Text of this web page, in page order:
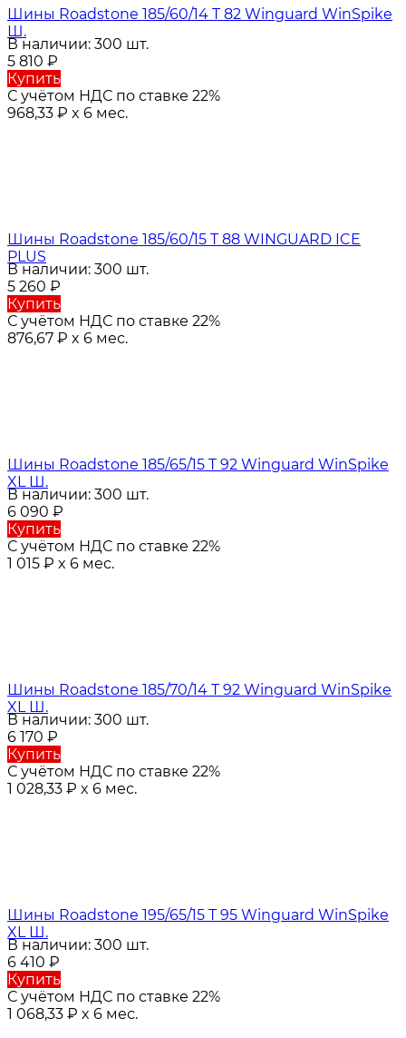
Шины Roadstone 185/60/14 T 82 Winguard WinSpike
Ш.
В наличии: 300 шт.
5 810 ₽
Купить
С учётом НДС по ставке 22%
968,33 ₽ x 6 мес.
Шины Roadstone 185/60/15 T 88 WINGUARD ICE
PLUS
В наличии: 300 шт.
5 260 ₽
Купить
С учётом НДС по ставке 22%
876,67 ₽ x 6 мес.
Шины Roadstone 185/65/15 T 92 Winguard WinSpike
XL Ш.
В наличии: 300 шт.
6 090 ₽
Купить
С учётом НДС по ставке 22%
1 015 ₽ x 6 мес.
Шины Roadstone 185/70/14 T 92 Winguard WinSpike
XL Ш.
В наличии: 300 шт.
6 170 ₽
Купить
С учётом НДС по ставке 22%
1 028,33 ₽ x 6 мес.
Шины Roadstone 195/65/15 T 95 Winguard WinSpike
XL Ш.
В наличии: 300 шт.
6 410 ₽
Купить
С учётом НДС по ставке 22%
1 068,33 ₽ x 6 мес.